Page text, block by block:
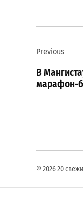
по
Previous
В
марафон-
© 2026 20